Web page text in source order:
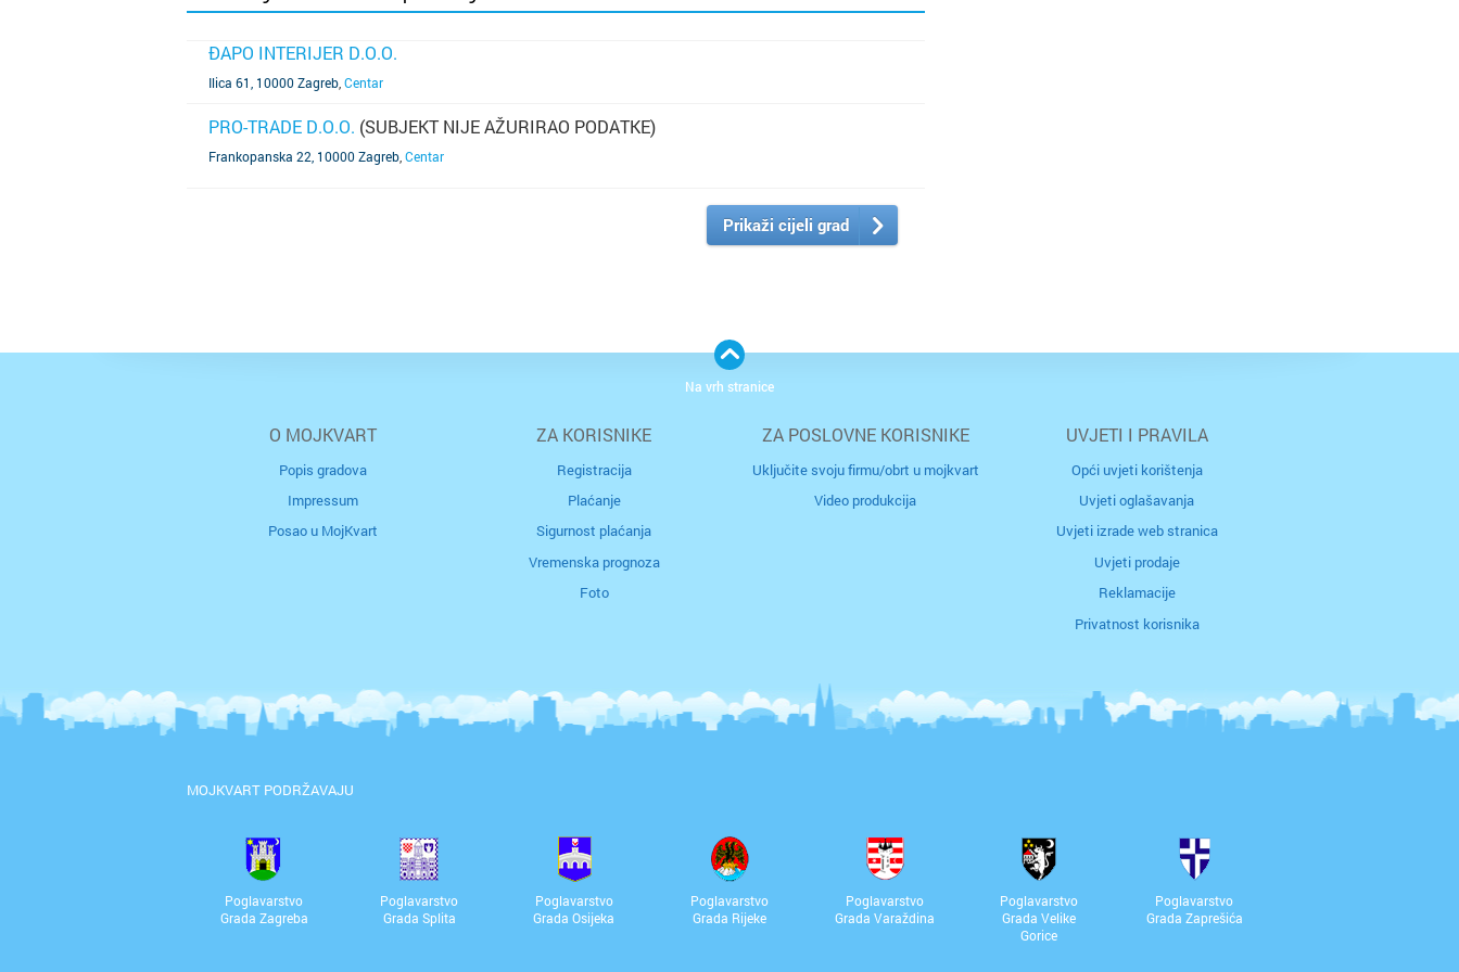
ĐAPO INTERIJER D.O.O.
Ilica 61, 10000 Zagreb Centar
PRO-TRADE D.O.O. (SUBJEKT NIJE AŽURIRAO PODATKE)
Frankopanska 22, 10000 Zagreb Centar
Prikaži cijeli grad
O MOJKVART
Popis gradova
Impressum
Posao u MojKvart
ZA KORISNIKE
Registracija
Plaćanje
Sigurnost plaćanja
Vremenska prognoza
Foto
ZA POSLOVNE KORISNIKE
Uključite svoju firmu/obrt u mojkvart
Video produkcija
UVJETI I PRAVILA
Opći uvjeti korištenja
Uvjeti oglašavanja
Uvjeti izrade web stranica
Uvjeti prodaje
Reklamacije
Privatnost korisnika
MOJKVART PODRŽAVAJU
Poglavarstvo
Grada Zagreba
Poglavarstvo
Grada Splita
Poglavarstvo
Grada Osijeka
Poglavarstvo
Grada Rijeke
Poglavarstvo
Grada Varaždina
Poglavarstvo
Grada Velike
Gorice
Poglavarstvo
Grada Zaprešića
Na vrh stranice